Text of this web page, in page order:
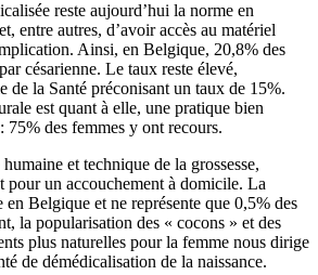
reste aujourd’hui la norme en
entre autres, d’avoir accès au matériel
Ainsi, en Belgique, 20,8% des
césarienne. Le taux reste élevé,
de la Santé préconisant un taux de 15%.
est quant à elle, une pratique bien
75% des femmes y ont recours.
et technique de la grossesse,
pour un accouchement à domicile. La
en Belgique et ne représente que 0,5% des
la popularisation des « cocons » et des
plus naturelles pour la femme nous dirige
de démédicalisation de la naissance.